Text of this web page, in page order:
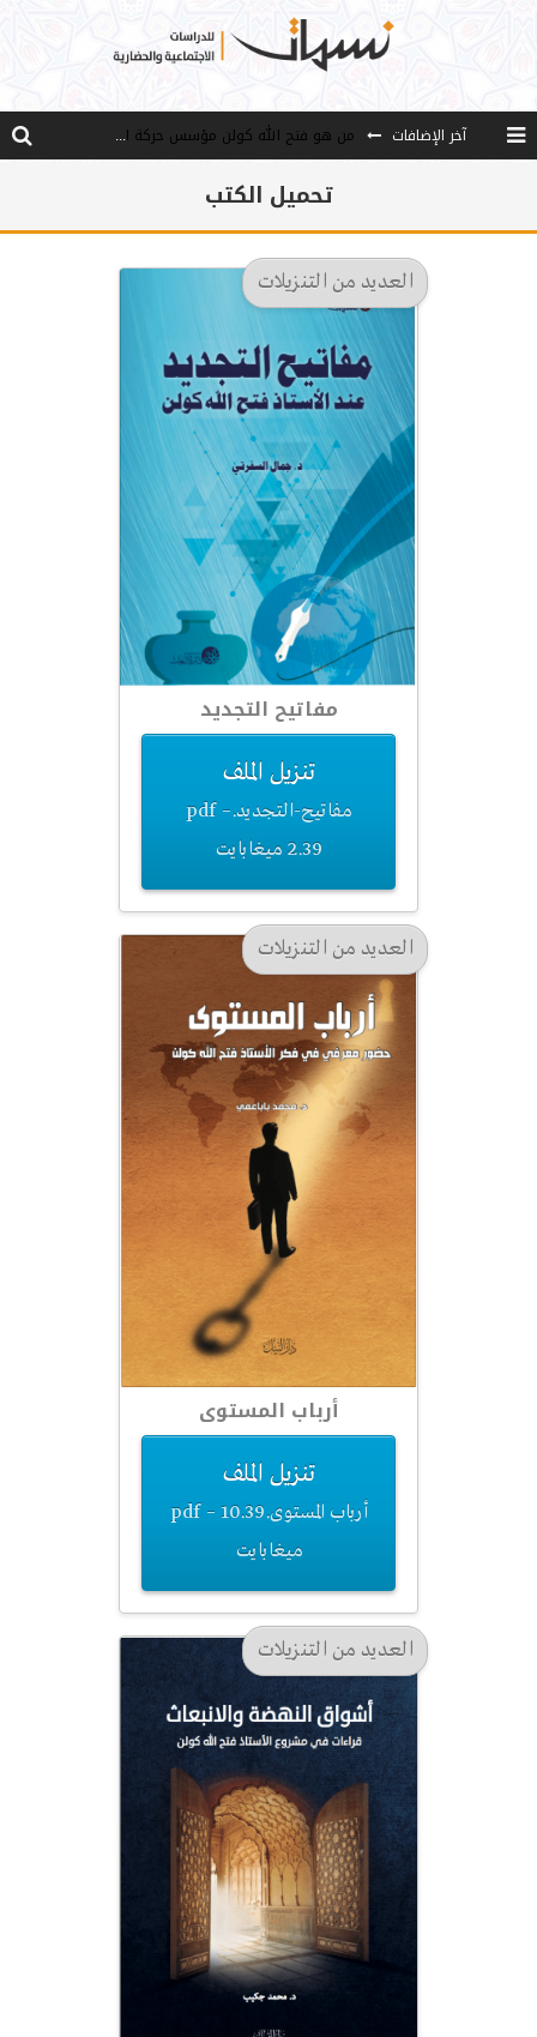
آخر الإضافات
الأستاذ عالما عارفا حكيما
مصادر العلم وسببه
تحميل الكتب
العديد من التنزيلات
مفاتيح التجديد
تنزيل الملف
مفاتيح-التجديد.pdf –
2.39 ميغابايت
العديد من التنزيلات
أرباب المستوى
تنزيل الملف
أرباب المستوى.pdf – 10.39
ميغابايت
العديد من التنزيلات